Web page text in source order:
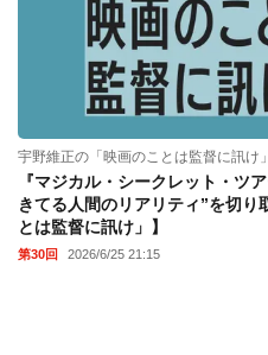
宇野維正の「映画のことは監督に訊け」
『マジカル・シークレット・ツ
きてる人間のリアリティ”を切り
とは監督に訊け」】
第30回 2026/6/25 21:15